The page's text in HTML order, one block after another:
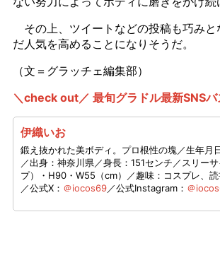
その上、ツイートなどの投稿も巧みと
だ人気を高めることになりそうだ。
（文＝グラッチェ編集部）
＼check out／ 最旬グラドル最新SNSバ
伊織いお
鍛え抜かれた美ボディ。プロ根性の塊／生年月
／出身：神奈川県／身長：151センチ／スリー
プ）・H90・W55（cm）／趣味：コスプレ、
／公式X： ＠iocos69／公式Instagram： ＠